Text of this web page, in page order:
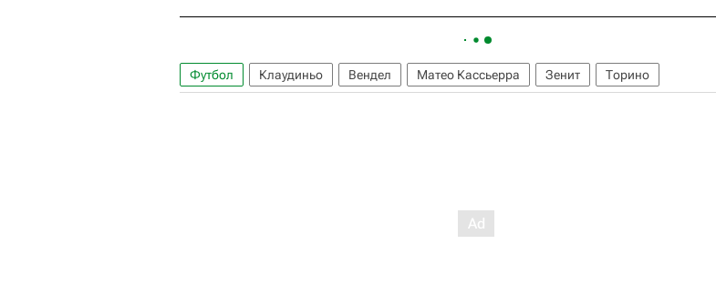
Футбол Клаудиньо Вендел Матео Кассьерра Зенит Торино